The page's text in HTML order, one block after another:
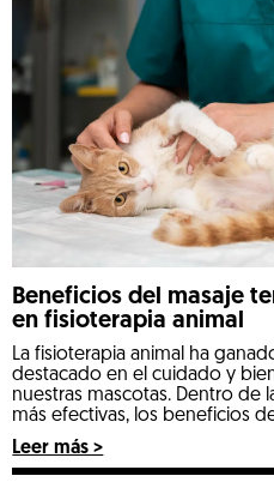
Beneficios del masaje
en fisioterapia animal
La fisioterapia animal ha
destacado en el cuidado y
nuestras mascotas. Dentro de
más efectivas, los beneficios
terapéutico son ampliamente
por veterinarios y especialistas
rehabilitación animal. En este
Leer más >